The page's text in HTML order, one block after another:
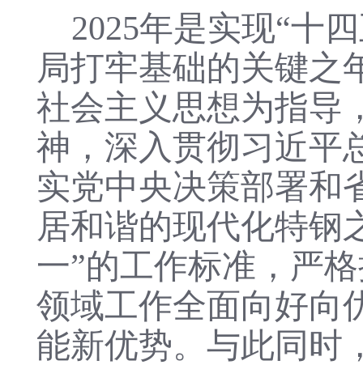
2025年是实现“十
局打牢基础的关键之
社会主义思想为指导
神，深入贯彻习近平
实党中央决策部署和
居和谐的现代化特钢
一”的工作标准，严
领域工作全面向好向
能新优势。与此同时